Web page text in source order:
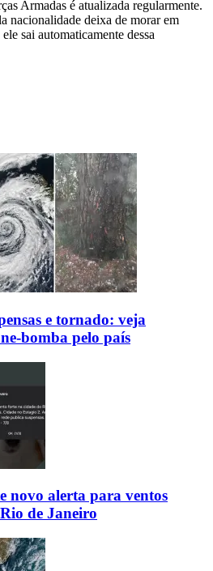
Armadas é atualizada regularmente.
nacionalidade deixa de morar em
sai automaticamente dessa
e tornado: veja
bomba pelo país
novo alerta para ventos
de Janeiro